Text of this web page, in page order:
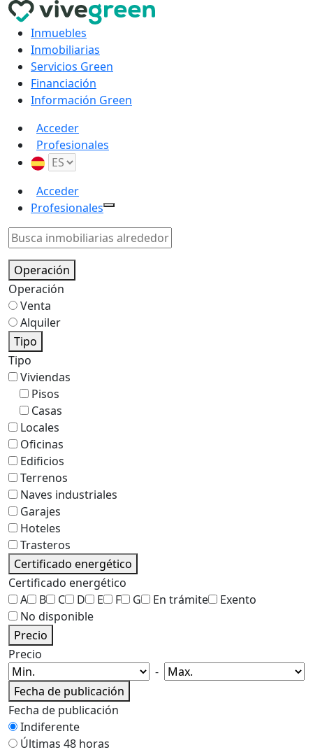
Inmuebles
Inmobiliarias
Servicios Green
Financiación
Información Green
Acceder
Profesionales
Acceder
Profesionales
Operación
Operación
Venta
Alquiler
Tipo
Tipo
Viviendas
Pisos
Casas
Locales
Oficinas
Edificios
Terrenos
Naves industriales
Garajes
Hoteles
Trasteros
Certificado energético
Certificado energético
A
B C D E F G En trámite
Exento
No disponible
Precio
Precio
-
Fecha de publicación
Fecha de publicación
Indiferente
Últimas 48 horas